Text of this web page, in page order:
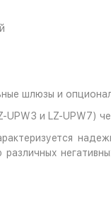
шлюзы и
и LZ-UPW7)